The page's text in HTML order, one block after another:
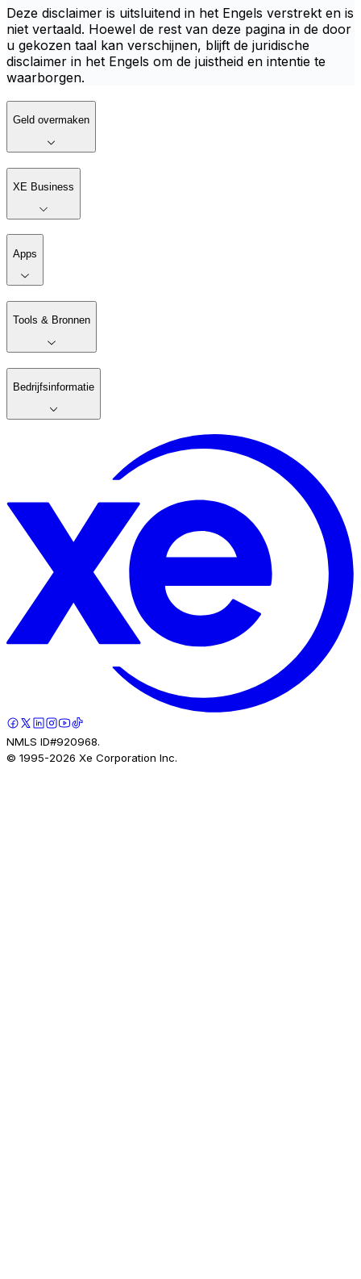
Deze disclaimer is uitsluitend in het Engels verstrekt en is
niet vertaald. Hoewel de rest van deze pagina in de door
u gekozen taal kan verschijnen, blijft de juridische
disclaimer in het Engels om de juistheid en intentie te
waarborgen.
Geld overmaken
XE Business
Apps
Tools & Bronnen
Bedrijfsinformatie
NMLS ID#920968.
© 1995-2026 Xe Corporation Inc.